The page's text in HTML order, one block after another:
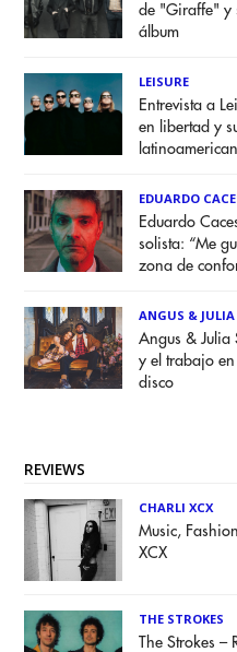
de "Giraffe" y
álbum
LEISURE
Entrevista a
en libertad y
EDUARDO
Eduardo
solista: “Me
zona de
ANGUS &
Angus & Julia
y el trabajo
disco
REVIEWS
CHARLI XCX
Music,
XCX
THE STROKES
The Strokes –